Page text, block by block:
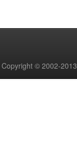
Copyright © 2002-2013